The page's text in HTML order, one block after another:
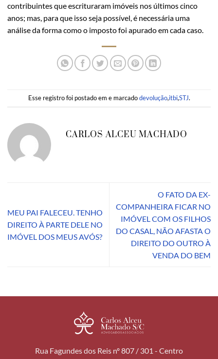
contribuintes que escrituraram imóveis nos últimos cinco
anos; mas, para que isso seja possível, é necessária uma
análise da forma como o imposto foi apurado em cada caso.
Esse registro foi postado em e marcadodevolução,itbi,STJ.
CARLOS ALCEU MACHADO
MEU PAI FALECEU. TENHO
DIREITO À PARTE DELE NO
IMÓVEL DOS MEUS AVÓS?
O FATO DA EX-
COMPANHEIRA FICAR NO
IMÓVEL COM OS FILHOS
DO CASAL, NÃO AFASTA O
DIREITO DO OUTRO À
VENDA DO BEM
Rua Fagundes dos Reis nº 807 / 301 - Centro